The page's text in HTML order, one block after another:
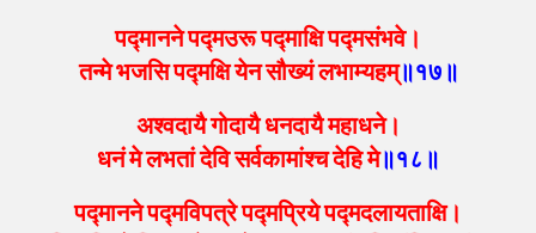
पद्मानने पद्मउरू पद्माक्षि पद्मसंभवे।
तन्मे भजसि पद्मक्षि येन सौख्यं लभाम्यहम्॥१७॥
अश्वदायै गोदायै धनदायै महाधने।
धनं मे लभतां देवि सर्वकामांश्च देहि मे॥१८॥
पद्मानने पद्मविपत्रे पद्मप्रिये पद्मदलायताक्षि।